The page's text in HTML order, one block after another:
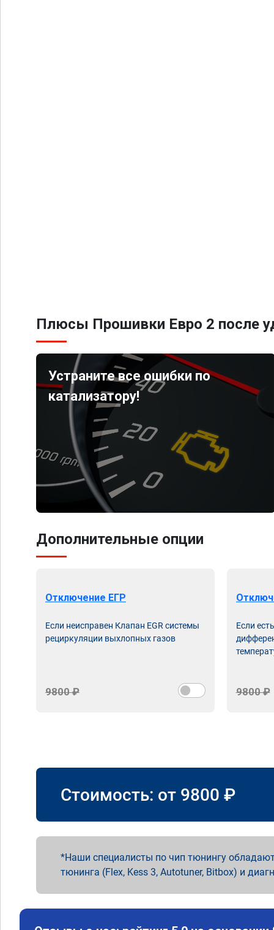
Плюсы Прошивки Евро 2 после
Устраните все ошибки по
катализатору!
Дополнительные опции
Отключение ЕГР
Если неисправен Клапан EGR системы
рециркуляции выхлопных газов
9800 ₽
Если
9800 ₽
Стоимость: от 9800 ₽
Наши специалисты по чип тюнингу
тюнинга (Flex, Kess 3, Autotuner, Bitbox) и